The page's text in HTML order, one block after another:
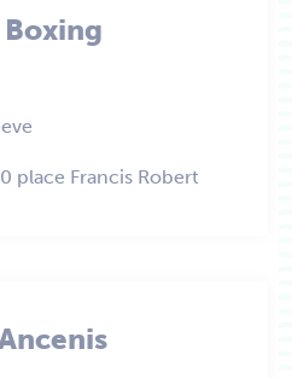
place Francis Robert